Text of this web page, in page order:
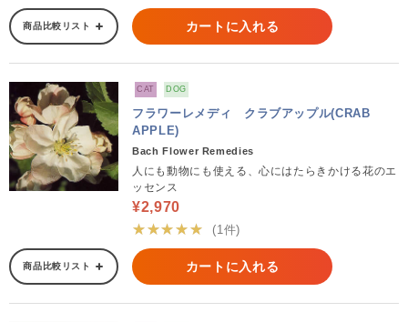
商品比較リスト カートに入れる
CAT DOG
フラワーレメディ クラブアップル(CRAB
APPLE)
Bach Flower Remedies
人にも動物にも使える、心にはたらきかける花のエ
ッセンス
¥2,970
★★★★★
(1件)
商品比較リスト カートに入れる